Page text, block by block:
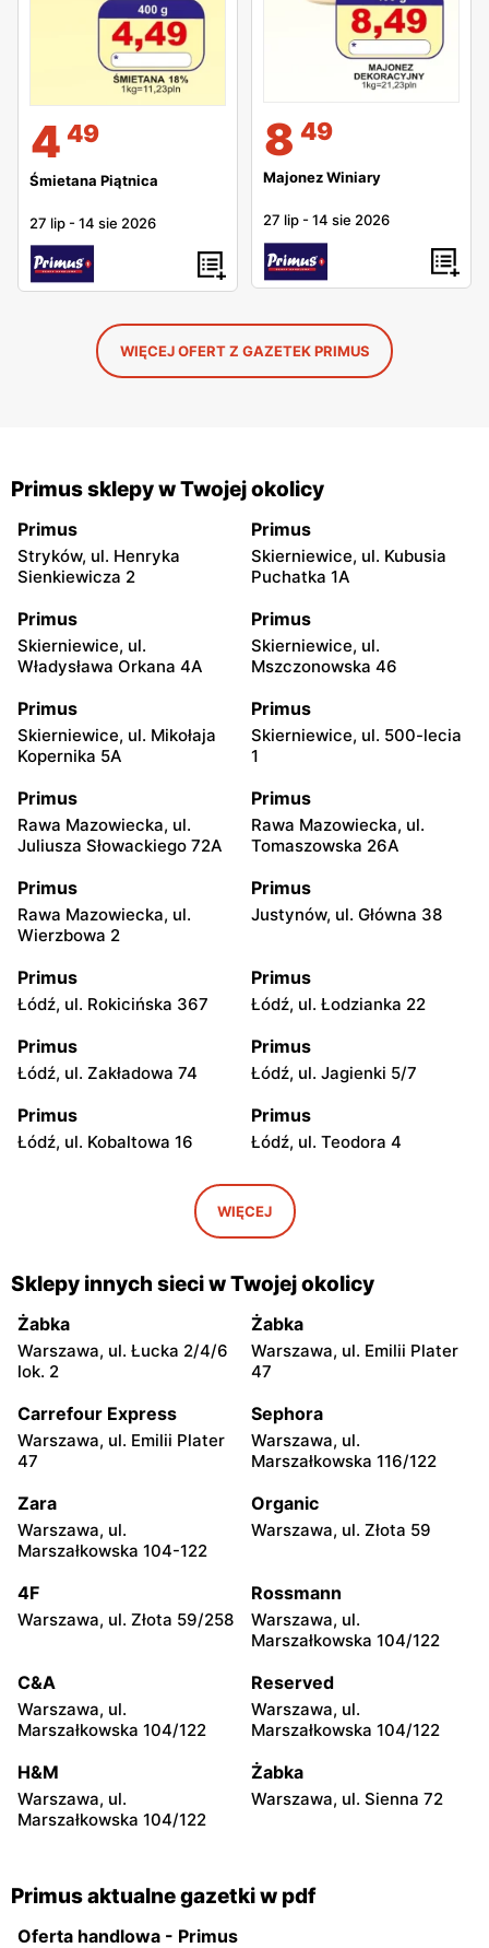
4 49
Śmietana Piątnica
27 lip -14 sie 2026
8 49
Majonez Winiary
27 lip -14 sie 2026
WIĘCEJ OFERT Z GAZETEK PRIMUS
Primus sklepy w Twojej okolicy
Primus
Stryków, ul. Henryka
Sienkiewicza 2
Primus
Skierniewice, ul. Kubusia
Puchatka 1A
Primus
Skierniewice, ul.
Władysława Orkana 4A
Primus
Skierniewice, ul.
Mszczonowska 46
Primus
Skierniewice, ul. Mikołaja
Kopernika 5A
Primus
Skierniewice, ul. 500-lecia
1
Primus
Rawa Mazowiecka, ul.
Juliusza Słowackiego 72A
Primus
Rawa Mazowiecka, ul.
Tomaszowska 26A
Primus
Rawa Mazowiecka, ul.
Wierzbowa 2
Primus
Justynów, ul. Główna 38
Primus
Łódź, ul. Rokicińska 367
Primus
Łódź, ul. Łodzianka 22
Primus
Łódź, ul. Zakładowa 74
Primus
Łódź, ul. Jagienki 5/7
Primus
Łódź, ul. Kobaltowa 16
Primus
Łódź, ul. Teodora 4
Zgierz, ul. Przygraniczna
Primus
Łódź, ul. Boya Żeleńskiego
Primus
Zgierz, ul. Ks. Szczepana
Rembowskiego 63
Primus
Łódź, ul. Słoneczna 1
Primus Primus
Primus
Zgierz, ul. Sadowa 15
Primus
Łódź, ul. Stefana 2
Primus
Łódź, ul. Wilcza 4
Primus
Łódź, ul. Tatrzańska 63
Łódź, ul. Tatrzańska 124
Łódź, ul. Bojowników Getta
Warszawskiego 5
Zgierz, ul. Parzęczewska
32
Łódź, ul. Karpia 65/67
Łódź, ul. Mazurska 21 Łódź, ul. Piotrkowska 317
WIĘCEJ
Sklepy innych sieci w Twojej okolicy
Żabka
Warszawa, ul. Łucka 2/4/6
lok. 2
Żabka
Warszawa, ul. Emilii Plater
47
Carrefour Express
Warszawa, ul. Emilii Plater
47
Sephora
Warszawa, ul.
Marszałkowska 116/122
Zara
Warszawa, ul.
Marszałkowska 104-122
Organic
Warszawa, ul. Złota 59
4F
Warszawa, ul. Złota 59/258
Rossmann
Warszawa, ul.
Marszałkowska 104/122
C&A
Warszawa, ul.
Marszałkowska 104/122
Reserved
Warszawa, ul.
Marszałkowska 104/122
H&M
Warszawa, ul.
Marszałkowska 104/122
Żabka
Warszawa, ul. Sienna 72
Primus aktualne gazetki w pdf
Oferta handlowa - Primus